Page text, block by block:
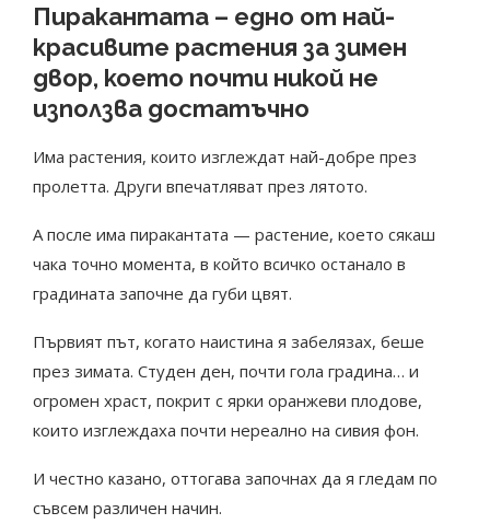
Пиракантата – едно от най-
красивите растения за зимен
двор, което почти никой не
използва достатъчно
Има растения, които изглеждат най-добре през
пролетта. Други впечатляват през лятото.
А после има пиракантата — растение, което сякаш
чака точно момента, в който всичко останало в
градината започне да губи цвят.
Първият път, когато наистина я забелязах, беше
през зимата. Студен ден, почти гола градина… и
огромен храст, покрит с ярки оранжеви плодове,
които изглеждаха почти нереално на сивия фон.
И честно казано, оттогава започнах да я гледам по
съвсем различен начин.